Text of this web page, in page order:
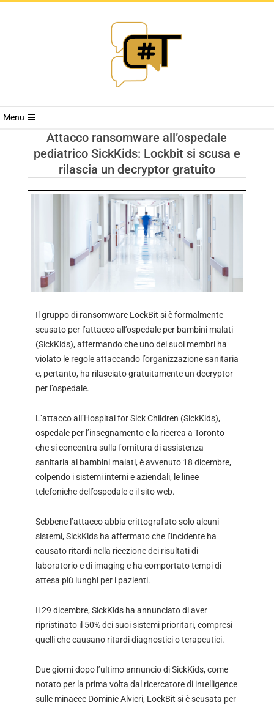
RIVISTA
TRENDS
Menu
Attacco ransomware all’ospedale
pediatrico SickKids: Lockbit si scusa e
rilascia un decryptor gratuito
Il gruppo di ransomware LockBit si è formalmente
scusato per l’attacco all’ospedale per bambini malati
(SickKids), affermando che uno dei suoi membri ha
violato le regole attaccando l’organizzazione sanitaria
e, pertanto, ha rilasciato gratuitamente un decryptor
per l’ospedale.
L’attacco all’Hospital for Sick Children (SickKids),
ospedale per l’insegnamento e la ricerca a Toronto
che si concentra sulla fornitura di assistenza
sanitaria ai bambini malati, è avvenuto 18 dicembre,
colpendo i sistemi interni e aziendali, le linee
telefoniche dell’ospedale e il sito web.
Sebbene l’attacco abbia crittografato solo alcuni
sistemi, SickKids ha affermato che l’incidente ha
causato ritardi nella ricezione dei risultati di
laboratorio e di imaging e ha comportato tempi di
attesa più lunghi per i pazienti.
Il 29 dicembre, SickKids ha annunciato di aver
ripristinato il 50% dei suoi sistemi prioritari, compresi
quelli che causano ritardi diagnostici o terapeutici.
Due giorni dopo l’ultimo annuncio di SickKids, come
notato per la prima volta dal ricercatore di intelligence
sulle minacce Dominic Alvieri, LockBit si è scusata per